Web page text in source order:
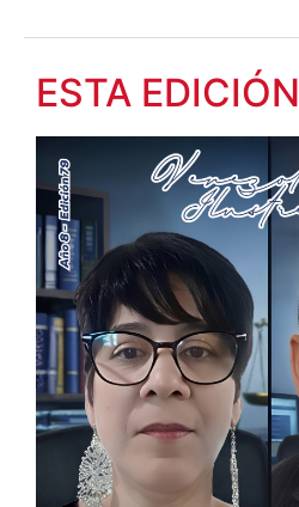
ESTA EDICIÓN